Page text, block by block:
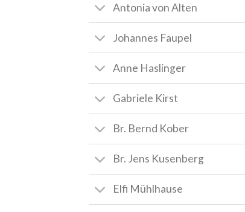
Antonia von Alten
Johannes Faupel
Anne Haslinger
Gabriele Kirst
Br. Bernd Kober
Br. Jens Kusenberg
Elfi Mühlhause